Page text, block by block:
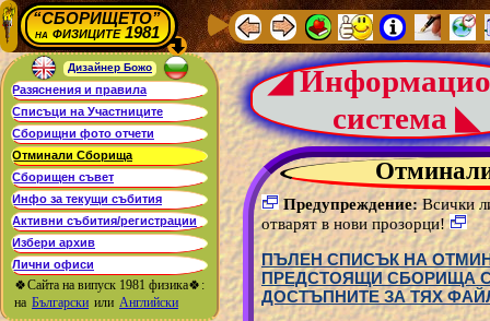
“СБОРИЩЕТО”
нафизиците 1981
◢
система ◣
Дизайнер Божо
🍀Сайта на випуск 1981 физика🍀:
на Български или Английски
Предупреждение:Всички
отварят в нови прозорци!
ПЪЛЕН СПИСЪК НА
ПРЕДСТОЯЩИ СБОРИЩА
ДОСТЪПНИТЕ ЗА ТЯХ